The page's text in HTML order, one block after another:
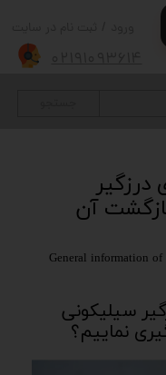
درزگیر
آن
General information of
سیلیکونی
نماییم؟